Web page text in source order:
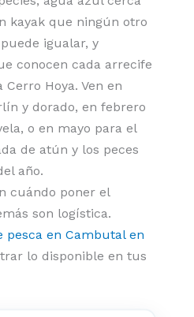
kayak que ningún otro
igualar, y
conocen cada arrecife
Hoya. Ven en
y dorado, en febrero
o en mayo para el
de atún y los peces
año.
cuándo poner el
son logística.
pesca en Cambutal en
lo disponible en tus